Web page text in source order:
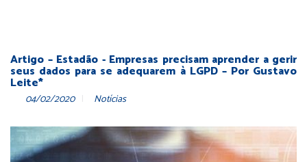
Artigo – Estadão - Empresas precisam aprender a gerir
seus dados para se adequarem à LGPD – Por Gustavo
Leite*
04/02/2020 Notícias